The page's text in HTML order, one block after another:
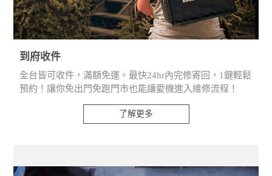
到府收件
全台皆可收件，滿額免運。最快24hr內完修寄回，1鍵輕鬆
預約！讓你免出門免跑門市也能讓愛機進入維修流程！
了解更多